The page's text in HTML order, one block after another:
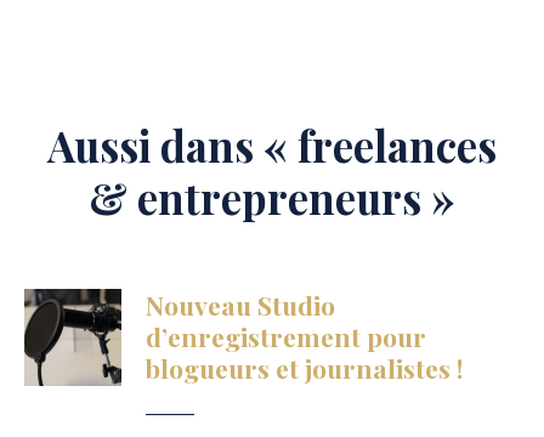
Aussi dans « freelances
& entrepreneurs »
Nouveau Studio
d’enregistrement pour
blogueurs et journalistes !